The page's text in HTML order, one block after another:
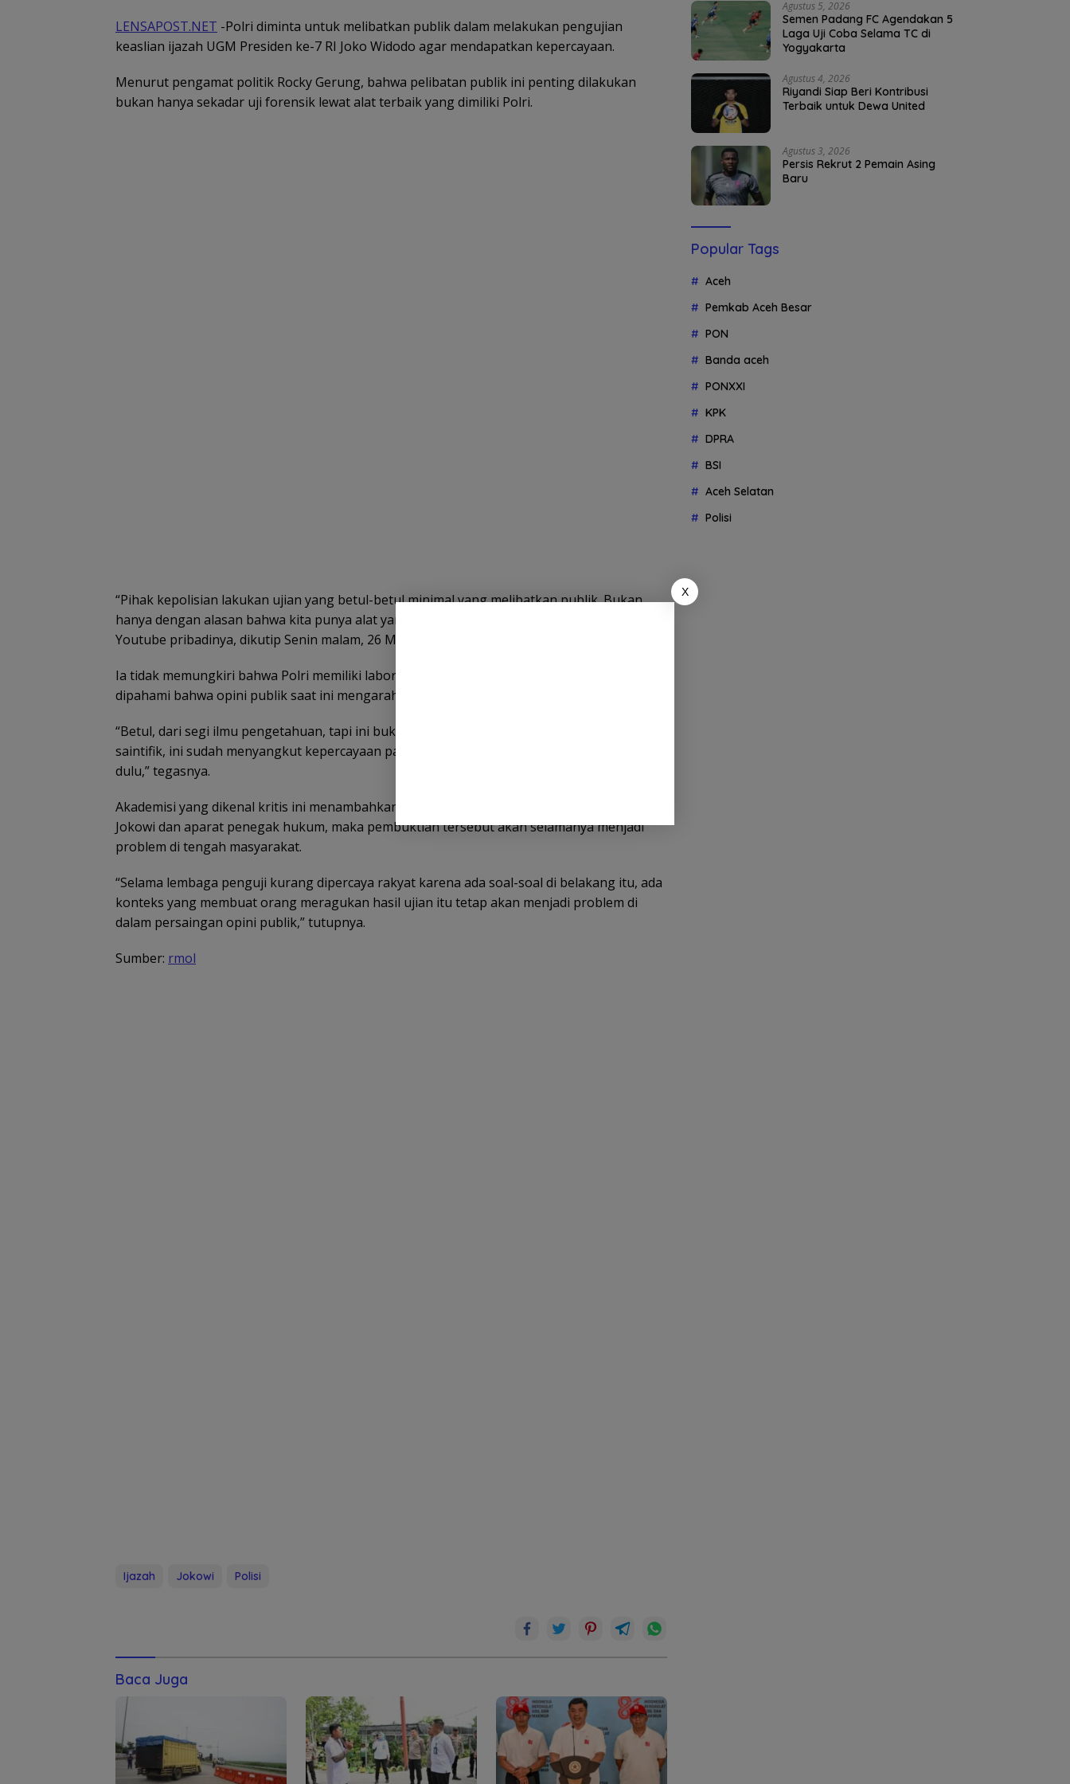
LENSAPOST.NET -Polri diminta untuk melibatkan publik dalam melakukan pengujian
keaslian ijazah UGM Presiden ke-7 RI Joko Widodo agar mendapatkan kepercayaan.
Menurut pengamat politik Rocky Gerung, bahwa pelibatan publik ini penting dilakukan
bukan hanya sekadar uji forensik lewat alat terbaik yang dimiliki Polri.
“Pihak kepolisian lakukan ujian yang betul-betul minimal yang melibatkan publik. Bukan
hanya dengan alasan bahwa kita punya alat yang reliable,” kata Rocky Gerung dalam akun
Youtube pribadinya, dikutip Senin malam, 26 Mei 2025.
Ia tidak memungkiri bahwa Polri memiliki laboratorium forensik terbaik, namun yang perlu
dipahami bahwa opini publik saat ini mengarah pada ketidakpercayaan terhadap Jokowi.
“Betul, dari segi ilmu pengetahuan, tapi ini bukan soal ketajaman kapasitas pengujian
saintifik, ini sudah menyangkut kepercayaan pada lembaga pengujinya. Itu yang dibetulin
dulu,” tegasnya.
Akademisi yang dikenal kritis ini menambahkan, jika kepercayaan publik tidak dibenahi oleh
Jokowi dan aparat penegak hukum, maka pembuktian tersebut akan selamanya menjadi
problem di tengah masyarakat.
“Selama lembaga penguji kurang dipercaya rakyat karena ada soal-soal di belakang itu, ada
konteks yang membuat orang meragukan hasil ujian itu tetap akan menjadi problem di
dalam persaingan opini publik,” tutupnya.
Sumber: rmol
Ijazah Jokowi Polisi
Baca Juga
Agustus 5, 2026
Semen Padang FC Agendakan 5
Laga Uji Coba Selama TC di
Yogyakarta
Agustus 4, 2026
Riyandi Siap Beri Kontribusi
Terbaik untuk Dewa United
Agustus 3, 2026
Persis Rekrut 2 Pemain Asing
Baru
Popular Tags
Aceh
Pemkab Aceh Besar
PON
Banda aceh
PONXXI
KPK
DPRA
BSI
Aceh Selatan
Polisi
X